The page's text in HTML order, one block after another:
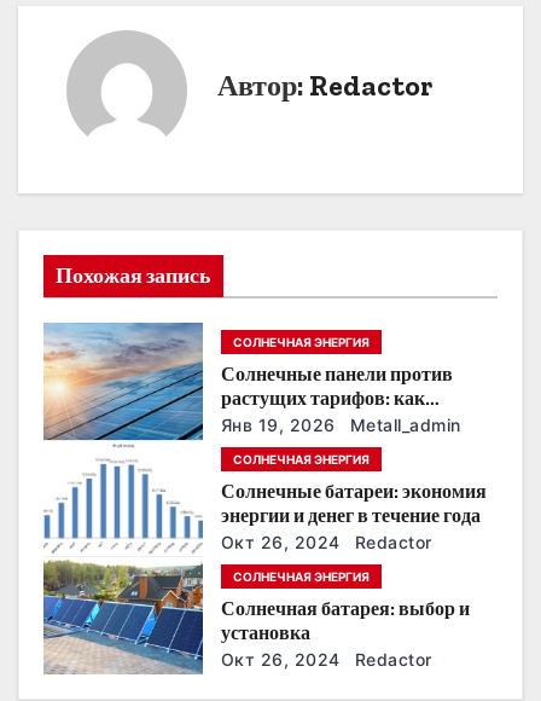
ц
я
п
о
з
п
и
с
я
Автор: Redactor
Похожая запись
СОЛНЕЧНАЯ ЭНЕРГИЯ
Солнечные панели против
растущих тарифов: как
сохранить
энергонезависимость в
ближайшие годы
Янв 19, 2026 Metall_admin
СОЛНЕЧНАЯ ЭНЕРГИЯ
Солнечные батареи: экономия
энергии и денег в течение года
Окт 26, 2024 Redactor
СОЛНЕЧНАЯ ЭНЕРГИЯ
Солнечная батарея: выбор и
установка
Окт 26, 2024 Redactor